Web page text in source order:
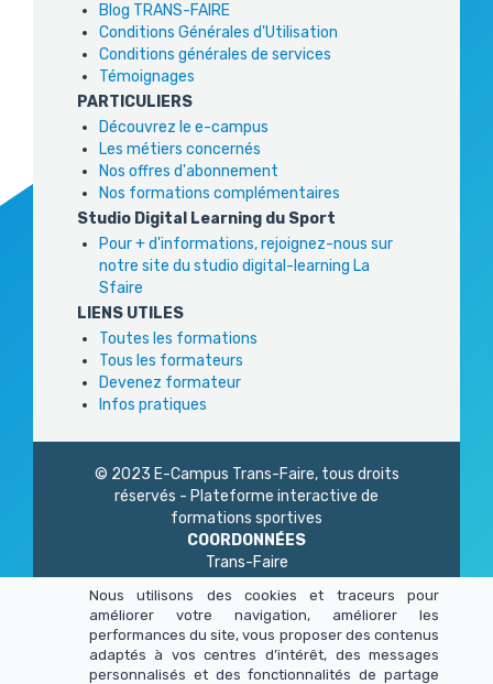
Blog TRANS-FAIRE
Conditions Générales d'Utilisation
Conditions générales de services
Témoignages
PARTICULIERS
Découvrez le e-campus
Les métiers concernés
Nos offres d'abonnement
Nos formations complémentaires
Studio Digital Learning du Sport
Pour + d'informations, rejoignez-nous sur
notre site du studio digital-learning La
Sfaire
LIENS UTILES
Toutes les formations
Tous les formateurs
Devenez formateur
Infos pratiques
© 2023 E-Campus Trans-Faire, tous droits
réservés - Plateforme interactive de
formations sportives
COORDONNÉES
Trans-Faire
75 020 Paris
01 45 23 83 87
Du lundi au vendredi
de 9h à 13h - 14h à 17h
Nous utilisons des cookies et traceurs pour
améliorer votre navigation, améliorer les
performances du site, vous proposer des contenus
adaptés à vos centres d’intérêt, des messages
personnalisés et des fonctionnalités de partage